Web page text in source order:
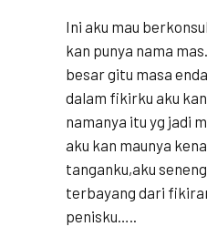
Ini aku mau
kan punya nama
besar gitu masa
dalam fikirku aku
namanya itu yg jadi
aku kan maunya
tanganku,aku
terbayang dari
penisku…..